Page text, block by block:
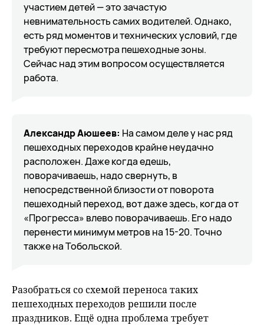
участием детей — это зачастую
невнимательность самих водителей. Однако,
есть ряд моментов и технических условий, где
требуют пересмотра пешеходные зоны.
Сейчас над этим вопросом осуществляется
работа.
Александр Аюшеев: На самом деле у нас ряд
пешеходных переходов крайне неудачно
расположен. Даже когда едешь,
поворачиваешь, надо свернуть, в
непосредственной близости от поворота
пешеходный переход, вот даже здесь, когда от
«Прогресса» влево поворачиваешь. Его надо
перенести минимум метров на 15-20. Точно
также на Тобольской.
Разобраться со схемой переноса таких
пешеходных переходов решили после
праздников. Ещё одна проблема требует